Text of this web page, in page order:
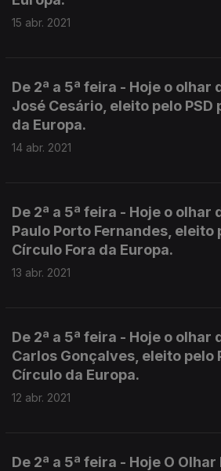
15 abr. 2021
De 2ª a 5ª feira - Hoje o olhar
José Cesário, eleito pelo PSD
da Europa.
14 abr. 2021
De 2ª a 5ª feira - Hoje o olhar
Paulo Porto Fernandes, eleito
Círculo Fora da Europa.
13 abr. 2021
De 2ª a 5ª feira - Hoje o olhar
Carlos Gonçalves, eleito pelo
Círculo da Europa.
12 abr. 2021
De 2ª a 5ª feira - Hoje O